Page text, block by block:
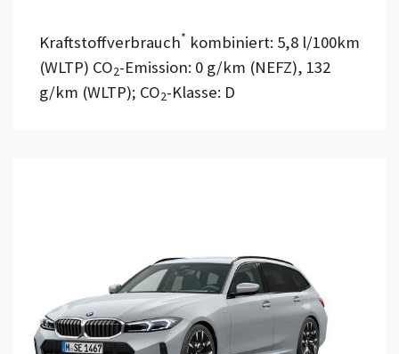
Kraftstoffverbrauch* kombiniert: 5,8 l/100km
(WLTP) CO2-Emission: 0 g/km (NEFZ), 132
g/km (WLTP); CO2-Klasse: D